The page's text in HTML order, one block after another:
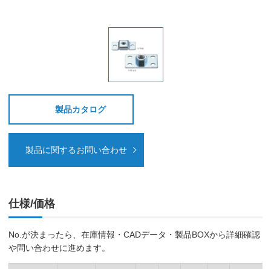
製品カタログ
製品に関するお問い合わせ
仕様/価格
No.が決まったら、在庫情報・CADデータ・製品BOXから詳細確認
や問い合わせに進めます。